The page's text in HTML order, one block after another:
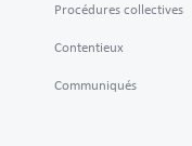
Procédures collectives
Contentieux
Communiqués